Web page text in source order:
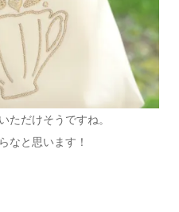
ただけそうですね。
なと思います！